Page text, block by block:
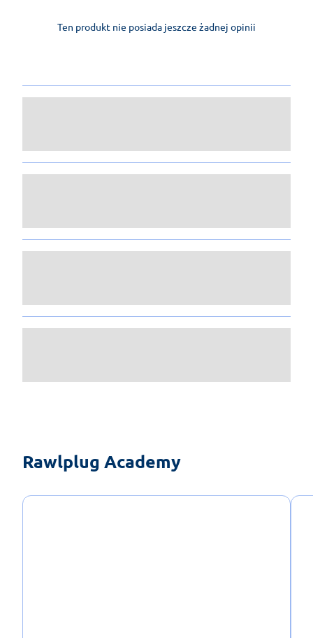
Ten produkt nie posiada jeszcze żadnej opinii
Rawlplug Academy